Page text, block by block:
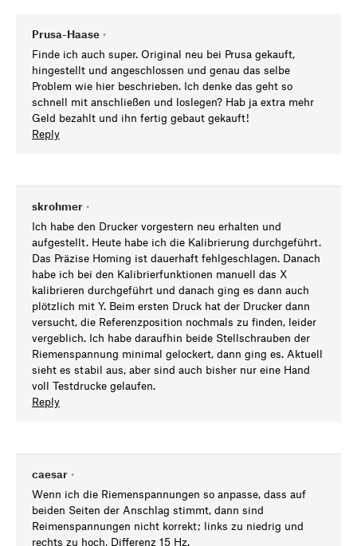
Prusa-Haase •
Finde ich auch super. Original neu bei Prusa gekauft,
hingestellt und angeschlossen und genau das selbe
Problem wie hier beschrieben. Ich denke das geht so
schnell mit anschließen und loslegen? Hab ja extra mehr
Geld bezahlt und ihn fertig gebaut gekauft!
Reply
skrohmer •
Ich habe den Drucker vorgestern neu erhalten und
aufgestellt. Heute habe ich die Kalibrierung durchgeführt.
Das Präzise Homing ist dauerhaft fehlgeschlagen. Danach
habe ich bei den Kalibrierfunktionen manuell das X
kalibrieren durchgeführt und danach ging es dann auch
plötzlich mit Y. Beim ersten Druck hat der Drucker dann
versucht, die Referenzposition nochmals zu finden, leider
vergeblich. Ich habe daraufhin beide Stellschrauben der
Riemenspannung minimal gelockert, dann ging es. Aktuell
sieht es stabil aus, aber sind auch bisher nur eine Hand
voll Testdrucke gelaufen.
Reply
caesar •
Wenn ich die Riemenspannungen so anpasse, dass auf
beiden Seiten der Anschlag stimmt, dann sind
Reimenspannungen nicht korrekt; links zu niedrig und
rechts zu hoch, Differenz 15 Hz.